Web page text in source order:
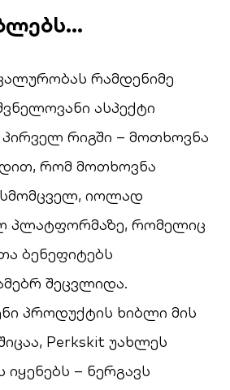
…
რამდენიმე
ასპექტი
პირველ რიგში – მოთხოვნა
რომ მოთხოვნა
იოლად
პლატფორმაზე, რომელიც
ბენეფიტებს
შეცვლიდა.
პროდუქტის ხიბლი მის
Perkskit უახლეს
– ნერგავს